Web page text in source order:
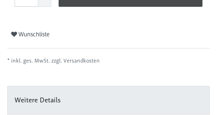
Wunschliste
* inkl. ges. MwSt. zzgl. Versandkosten
Weitere Details